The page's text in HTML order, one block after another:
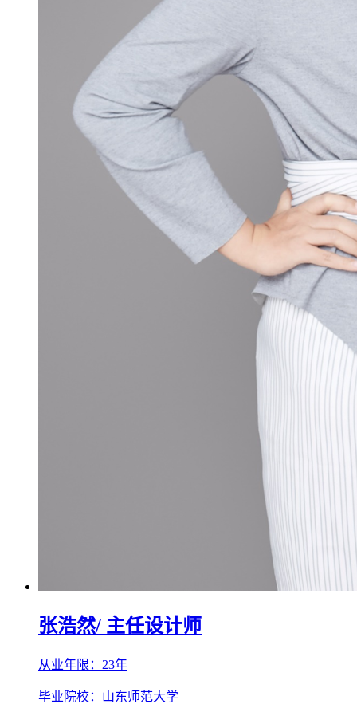
张浩然/ 主任设计师
从业年限：23年
毕业院校：山东师范大学